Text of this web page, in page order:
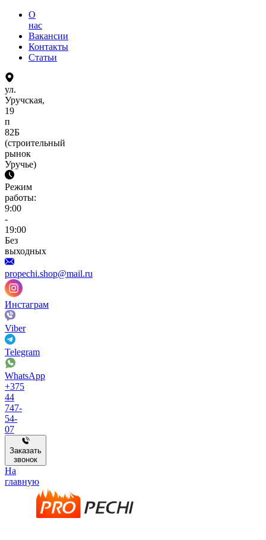
О
нас
Вакансии
Контакты
Статьи
ул.
Уручская,
19
п
82Б
(строительный
рынок
Уручье)
Режим
работы:
9:00
-
19:00
Без
выходных
propechi.shop@mail.ru
Инстаграм
Viber
Telegram
WhatsApp
+375
44
747-
54-
07
Заказать
звонок
На
главную